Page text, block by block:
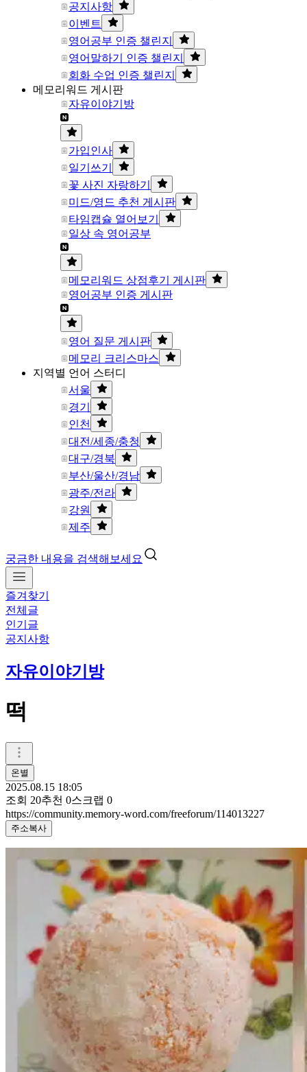
공지사항
이벤트
영어공부 인증 챌린지
영어말하기 인증 챌린지
회화 수업 인증 챌린지
메모리워드 게시판
자유이야기방
가입인사
일기쓰기
꽃 사진 자랑하기
미드/영드 추천 게시판
타임캡슐 열어보기
일상 속 영어공부
메모리워드 상점후기 게시판
영어공부 인증 게시판
영어 질문 게시판
메모리 크리스마스
지역별 언어 스터디
서울
경기
인천
대전/세종/충청
대구/경북
부산/울산/경남
광주/전라
강원
제주
궁금한 내용을 검색해보세요
즐겨찾기
전체글
인기글
공지사항
자유이야기방
떡
온별
2025.08.15 18:05
조회 20추천 0스크랩 0
https://community.memory-word.com/freeforum/114013227
주소복사